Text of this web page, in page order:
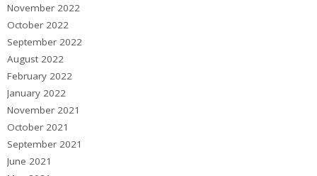
November 2022
October 2022
September 2022
August 2022
February 2022
January 2022
November 2021
October 2021
September 2021
June 2021